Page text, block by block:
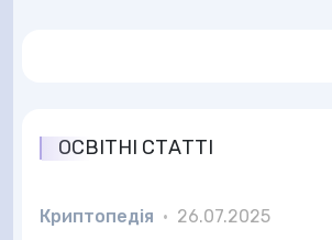
ОСВІТНІ СТАТТІ
Криптопедія • 26.07.2025